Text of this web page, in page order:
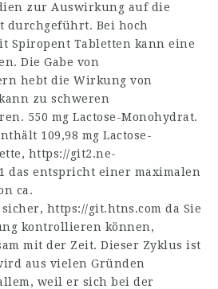
zur Auswirkung auf die
durchgeführt. Bei hoch
Spiropent Tabletten kann eine
Die Gabe von
hebt die Wirkung von
zu schweren
550 mg Lactose-Monohydrat.
109,98 mg Lactose-
https://git2.ne-
das entspricht einer maximalen
ca.
https://git.htns.com da Sie
kontrollieren können,
mit der Zeit. Dieser Zyklus ist
aus vielen Gründen
weil er sich bei der